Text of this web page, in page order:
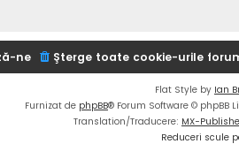
Şterge toate cookie-urile
ne
Flat Style by Ian
Furnizat de phpBB® Forum Software © phpBB
Translation/Traducere: MX-
Reduceri scule